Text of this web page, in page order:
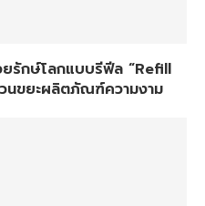
รักษ์โลกแบบรีฟีล “Refill
นขยะผลิตภัณฑ์ความงาม